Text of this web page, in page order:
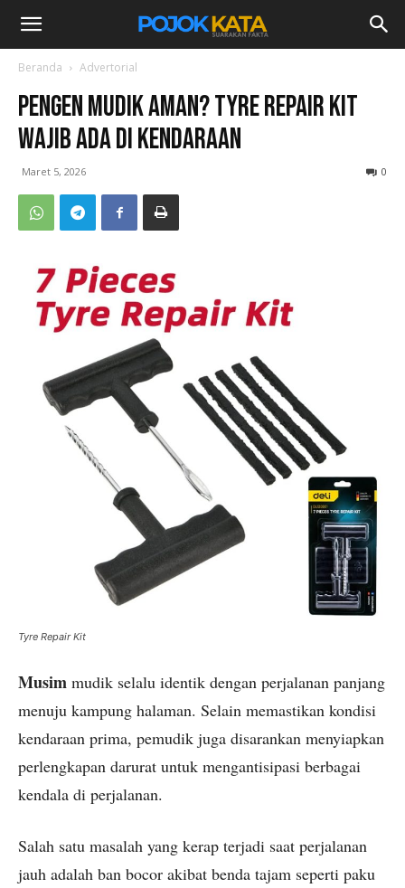
Beranda Advertorial
Pengen Mudik Aman? Tyre Repair Kit
Wajib Ada di Kendaraan
Maret 5, 2026 0
Tyre Repair Kit
Musim mudik selalu identik dengan perjalanan panjang
menuju kampung halaman. Selain memastikan kondisi
kendaraan prima, pemudik juga disarankan menyiapkan
perlengkapan darurat untuk mengantisipasi berbagai
kendala di perjalanan.
Salah satu masalah yang kerap terjadi saat perjalanan
jauh adalah ban bocor akibat benda tajam seperti paku